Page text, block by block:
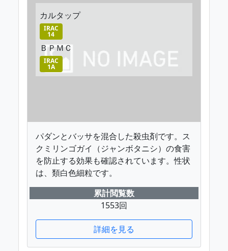
カルタップ
IRAC
14
ＢＰＭＣ
IRAC
1A
パダンとバッサを混合した殺虫剤です。ス
クミリンゴガイ（ジャンボタニシ）の食害
を防止する効果も確認されています。性状
は、類白色細粒です。
累計閲覧数
1553回
詳細を見る